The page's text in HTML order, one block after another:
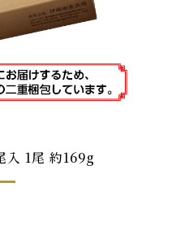
入 1尾 約169g